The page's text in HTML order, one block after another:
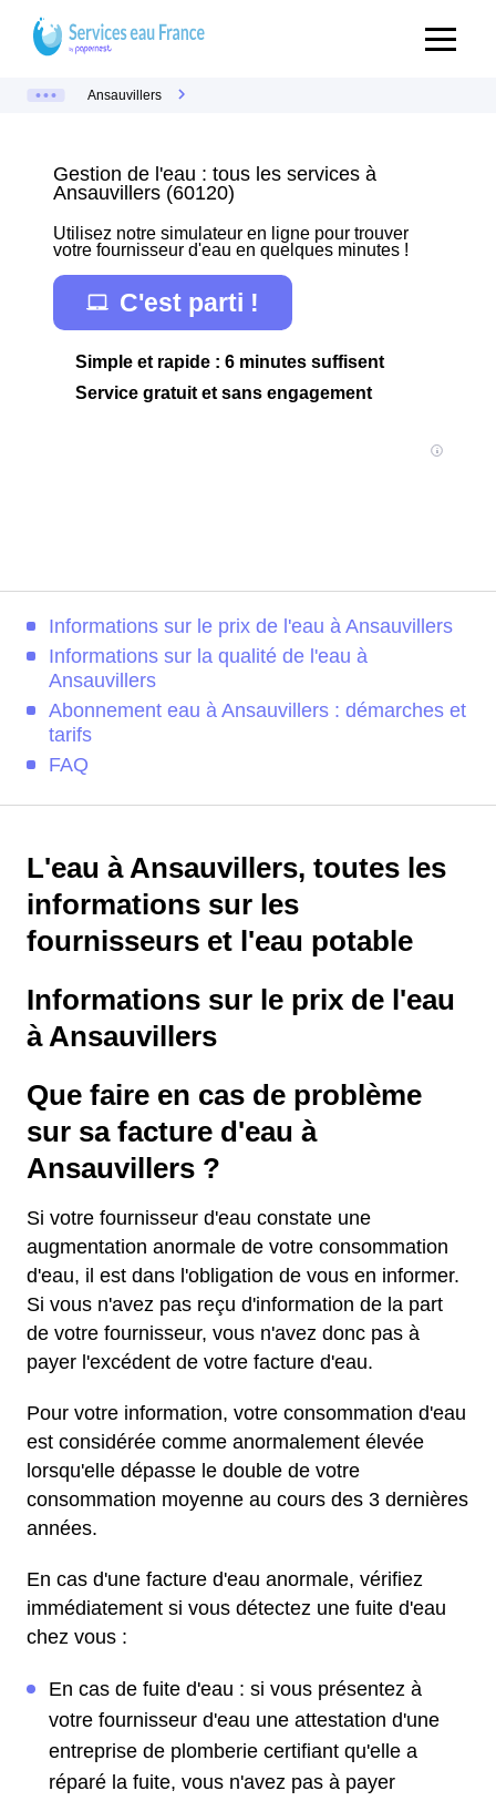
Ansauvillers
Gestion de l'eau : tous les services à
Ansauvillers (60120)
Utilisez notre simulateur en ligne pour trouver
votre fournisseur d'eau en quelques minutes !
C'est parti !
Simple et rapide : 6 minutes suffisent
Service gratuit et sans engagement
Informations sur le prix de l'eau à Ansauvillers
Informations sur la qualité de l'eau à
Ansauvillers
Abonnement eau à Ansauvillers : démarches et
tarifs
FAQ
L'eau à Ansauvillers, toutes les
informations sur les
fournisseurs et l'eau potable
Informations sur le prix de l'eau
à Ansauvillers
Que faire en cas de problème
sur sa facture d'eau à
Ansauvillers ?
Si votre fournisseur d'eau constate une
augmentation anormale de votre consommation
d'eau, il est dans l'obligation de vous en informer.
Si vous n'avez pas reçu d'information de la part
de votre fournisseur, vous n'avez donc pas à
payer l'excédent de votre facture d'eau.
Pour votre information, votre consommation d'eau
est considérée comme anormalement élevée
lorsqu'elle dépasse le double de votre
consommation moyenne au cours des 3 dernières
années.
En cas d'une facture d'eau anormale, vérifiez
immédiatement si vous détectez une fuite d'eau
chez vous :
En cas de fuite d'eau : si vous présentez à
votre fournisseur d'eau une attestation d'une
entreprise de plomberie certifiant qu'elle a
réparé la fuite, vous n'avez pas à payer